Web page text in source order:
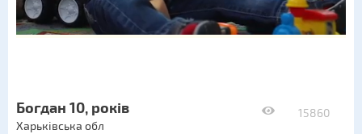
15860
Богдан 10, років
Харьківська обл